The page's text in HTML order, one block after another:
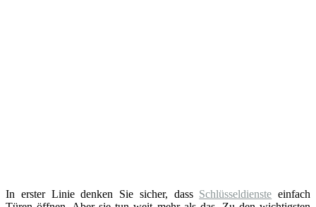
In erster Linie denken Sie sicher, dass Schlüsseldienste einfach